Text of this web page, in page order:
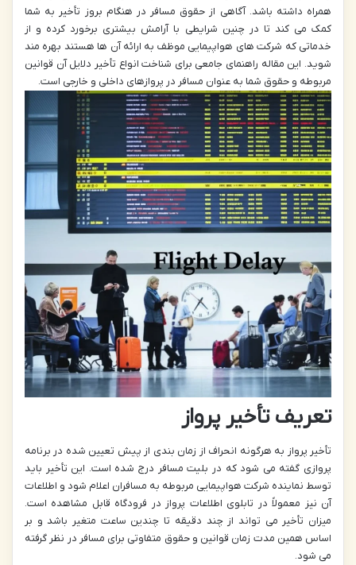
همراه داشته باشد. آگاهی از حقوق مسافر در هنگام بروز تأخیر به شما
کمک می کند تا در چنین شرایطی با آرامش بیشتری برخورد کرده و از
خدماتی که شرکت های هواپیمایی موظف به ارائه آن ها هستند بهره مند
شوید. این مقاله راهنمای جامعی برای شناخت انواع تأخیر دلایل آن قوانین
مربوطه و حقوق شما به عنوان مسافر در پروازهای داخلی و خارجی است.
تعریف تأخیر پرواز
تأخیر پرواز به هرگونه انحراف از زمان بندی از پیش تعیین شده در برنامه
پروازی گفته می شود که در بلیت مسافر درج شده است. این تأخیر باید
توسط نماینده شرکت هواپیمایی مربوطه به مسافران اعلام شود و اطلاعات
آن نیز معمولاً در تابلوی اطلاعات پرواز در فرودگاه قابل مشاهده است.
میزان تأخیر می تواند از چند دقیقه تا چندین ساعت متغیر باشد و بر
اساس همین مدت زمان قوانین و حقوق متفاوتی برای مسافر در نظر گرفته
می شود.